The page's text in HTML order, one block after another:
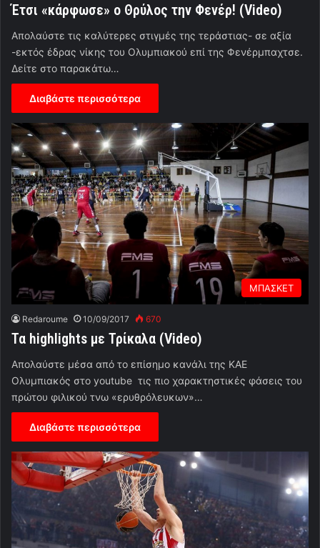
Έτσι «κάρφωσε» ο Θρύλος την Φενέρ! (Video)
Απολαύστε τις καλύτερες στιγμές της τεράστιας- σε αξία
-εκτός έδρας νίκης του Ολυμπιακού επί της Φενέρμπαχτσε.
Δείτε στο παρακάτω…
Διαβάστε περισσότερα
ΜΠΑΣΚΕΤ
Redaroume 10/09/2017 670
Τα highlights με Τρίκαλα (Video)
Απολαύστε μέσα από το επίσημο κανάλι της ΚΑΕ
Ολυμπιακός στο youtube τις πιο χαρακτηστικές φάσεις του
πρώτου φιλικού τνω «ερυθρόλευκων»…
Διαβάστε περισσότερα